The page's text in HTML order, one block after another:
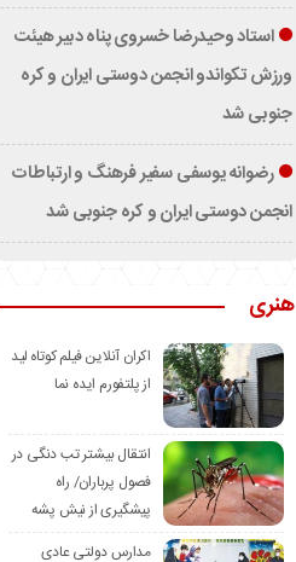
استاد وحیدرضا خسروی پناه دبیر هیئت
ورزش تکواندو انجمن دوستی ایران و کره
جنوبی شد
رضوانه یوسفی سفیر فرهنگ و ارتباطات
انجمن دوستی ایران و کره جنوبی شد
هنری
اکران آنلاین فیلم کوتاه لید
از پلتفورم ایده نما
انتقال بیشتر تب دنگی در
فصول پرباران/ راه
پیشگیری از نیش پشه
مدارس دولتی عادی